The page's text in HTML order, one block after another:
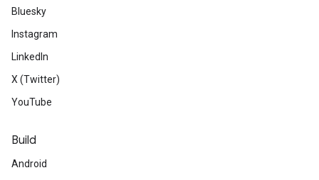
Bluesky
Instagram
LinkedIn
X (Twitter)
YouTube
Build
Android